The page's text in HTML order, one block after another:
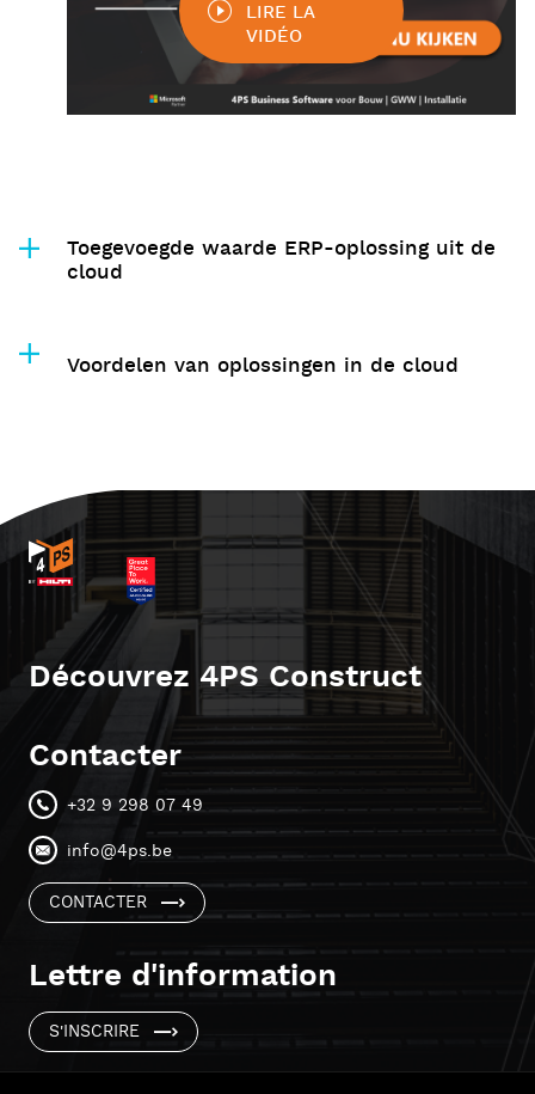
LIRE LA
VIDÉO
Toegevoegde waarde ERP-oplossing uit de
cloud
Voordelen van oplossingen in de cloud
Découvrez 4PS Construct
Contacter
+32 9 298 07 49
info@4ps.be
CONTACTER
Lettre d'information
S'INSCRIRE